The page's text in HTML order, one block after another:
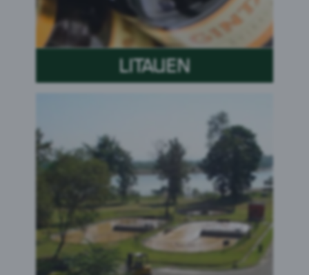
LITAUEN